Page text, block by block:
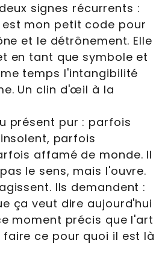
signes récurrents :
est mon petit code pour
et le détrônement. Elle
en tant que symbole et
temps l'intangibilité
Un clin d'œil à la
présent pur : parfois
parfois
affamé de monde. Il
le sens, mais l'ouvre.
Ils demandent :
ça veut dire aujourd'hui
moment précis que l'art
ce pour quoi il est là